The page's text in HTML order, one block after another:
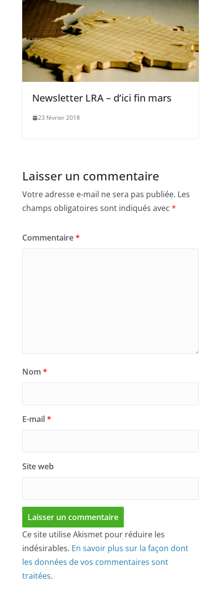
Newsletter LRA – d’ici fin mars
23 février 2018
Laisser un commentaire
Votre adresse e-mail ne sera pas publiée. Les
champs obligatoires sont indiqués avec *
Commentaire*
Nom *
E-mail*
Site web
Ce site utilise Akismet pour réduire les
indésirables. En savoir plus sur la façon dont
les données de vos commentaires sont
traitées.